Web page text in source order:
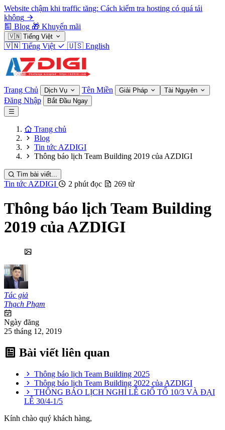
Website chậm khi traffic tăng: Cách kiểm tra hosting có quá tải
không
Blog 🎁 Khuyến mãi
🇻🇳 Tiếng Việt
🇻🇳 Tiếng Việt 🇺🇸 English
Trang Chủ Dịch Vụ Tên Miền Giải Pháp Tài Nguyên
Đăng Nhập Bắt Đầu Ngay
Trang chủ
Blog
Tin tức AZDIGI
Thông báo lịch Team Building 2019 của AZDIGI
Tìm bài viết...
Tin tức AZDIGI 2 phút đọc 269 từ
Thông báo lịch Team Building
2019 của AZDIGI
Tác giả
Thạch Phạm
Ngày đăng
25 tháng 12, 2019
Bài viết liên quan
Thông báo lịch Team Building 2025
Thông báo lịch Team Building 2022 của AZDIGI
THÔNG BÁO LỊCH NGHỈ LỄ GIỔ TỔ 10/3 VÀ ĐẠI
LỄ 30/4-1/5
Kính chào quý khách hàng,